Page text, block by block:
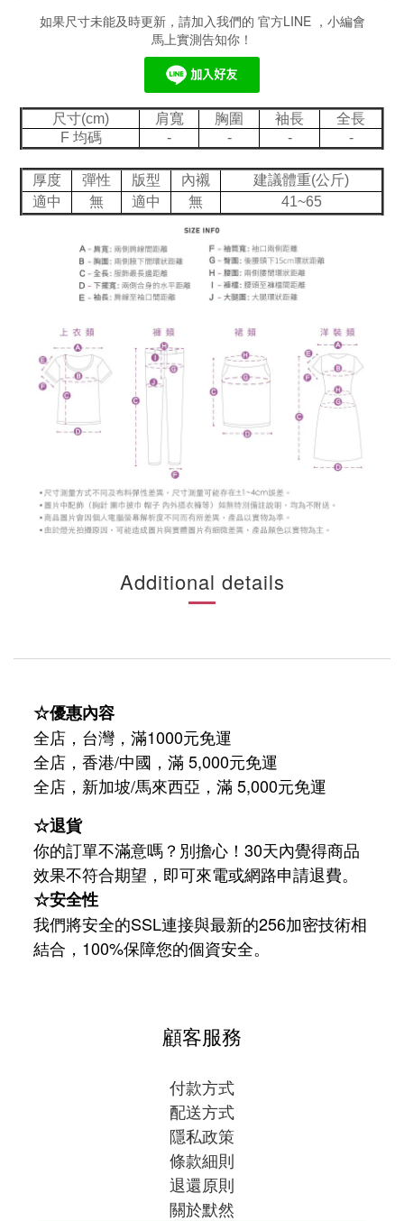
如果尺寸未能及時更新，請加入我們的 官方LINE ，小編會
馬上實測告知你！
尺寸(cm) 肩寬 胸圍 袖長
全長
F 均碼
- - - -
厚度 彈性 版型 內襯
建議體重(公斤)
適中
無 適中 無 41~65
Additional details
☆優惠內容
全店，台灣，滿1000元免運
全店，香港/中國，滿 5,000元免運
全店，新加坡/馬來西亞，滿 5,000元免運
☆退貨
你的訂單不滿意嗎？別擔心！30天內覺得商品
效果不符合期望，即可來電或網路申請退費。
☆安全性
我們將安全的SSL連接與最新的256加密技術相
結合，100%保障您的個資安全。
顧客服務
付款方式
配送方式
隱私政策
條款細則
退還原則
關於默然